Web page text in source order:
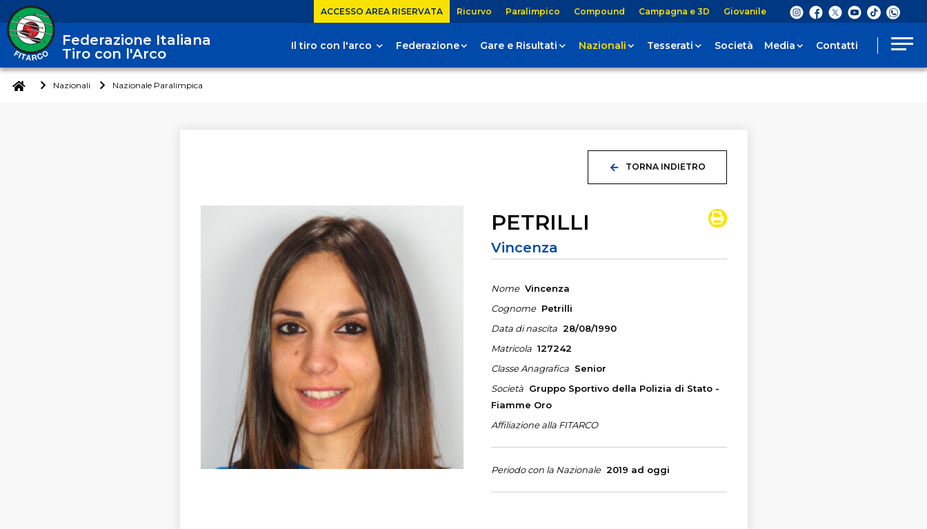
ACCESSO AREA RISERVATA Ricurvo Paralimpico Compound Campagna e 3D Giovanile
Federazione Italiana
Tiro con l'Arco
Il tiro con l'arco Federazione Gare e Risultati Nazionali Tesserati Società Media Contatti
Nazionali Nazionale Paralimpica
TORNA INDIETRO
PETRILLI
Vincenza
Nome Vincenza
Cognome Petrilli
Data di nascita 28/08/1990
Matricola 127242
Classe Anagrafica Senior
Società Gruppo Sportivo della Polizia di Stato -
Fiamme Oro
Affiliazione alla FITARCO
Periodo con la Nazionale 2019 ad oggi